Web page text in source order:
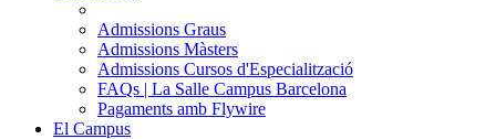
Admissions Graus
Admissions Màsters
Admissions Cursos d'Especialització
FAQs | La Salle Campus Barcelona
Pagaments amb Flywire
El Campus